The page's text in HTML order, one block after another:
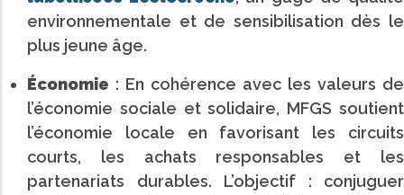
environnementale et de sensibilisation dès le
plus jeune âge.
Économie : En cohérence avec les valeurs de
l’économie sociale et solidaire, MFGS soutient
l’économie locale en favorisant les circuits
courts, les achats responsables et les
partenariats durables. L’objectif : conjuguer